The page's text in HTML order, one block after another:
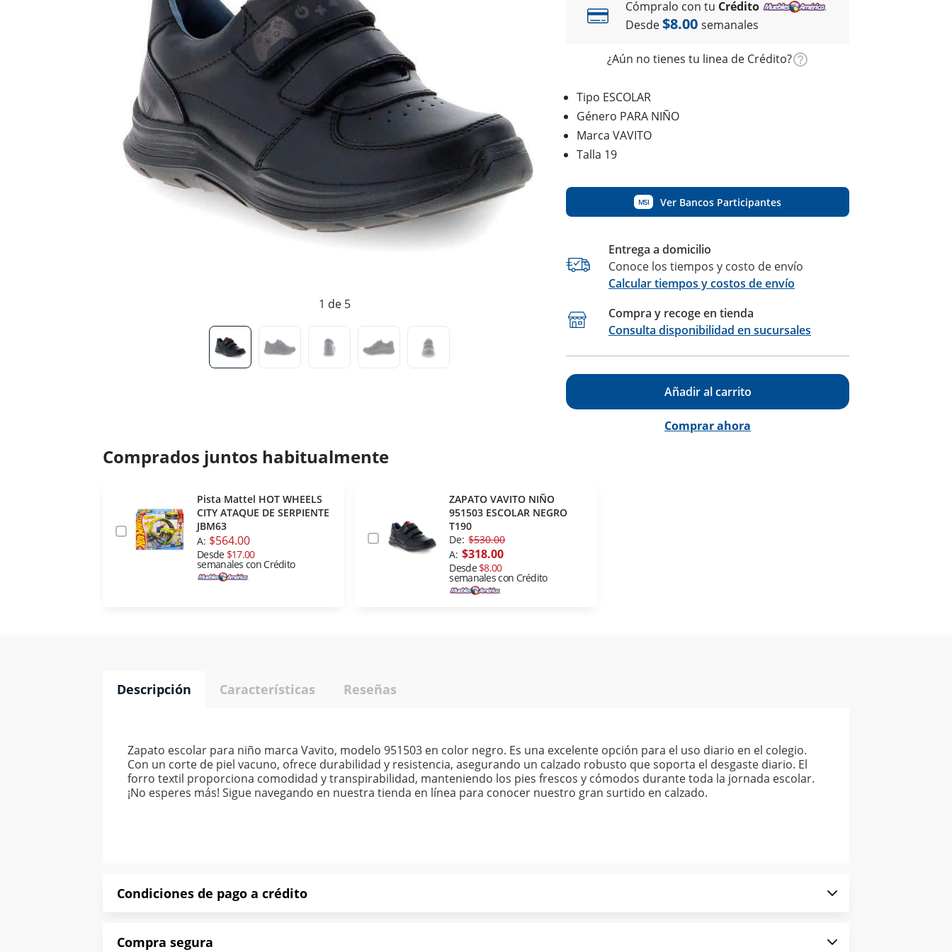
1 de 5
Cómpralo con tu Crédito
Desde$8.00 semanales
¿Aún no tienes tu linea de Crédito?
Tipo ESCOLAR
Género PARA NIÑO
Marca VAVITO
Talla 19
MSI Ver Bancos Participantes
Entrega a domicilio
Conoce los tiempos y costo de envío
Calcular tiempos y costos de envío
Compra y recoge en tienda
Consulta disponibilidad en sucursales
Añadir al carrito
Comprar ahora
Comprados juntos habitualmente
Pista Mattel HOT WHEELS
CITY ATAQUE DE SERPIENTE
JBM63
A: $564.00
Desde $17.00
semanales con Crédito
ZAPATO VAVITO NIÑO
951503 ESCOLAR NEGRO
T190
De: $530.00
A: $318.00
Desde$8.00
semanales con Crédito
Descripción Características Reseñas
Zapato escolar para niño marca Vavito, modelo 951503 en color negro. Es una excelente opción para el uso diario en el colegio.
Con un corte de piel vacuno, ofrece durabilidad y resistencia, asegurando un calzado robusto que soporta el desgaste diario. El
forro textil proporciona comodidad y transpirabilidad, manteniendo los pies frescos y cómodos durante toda la jornada escolar.
¡No esperes más! Sigue navegando en nuestra tienda en línea para conocer nuestro gran surtido en calzado.
Condiciones de pago a crédito
Compra segura